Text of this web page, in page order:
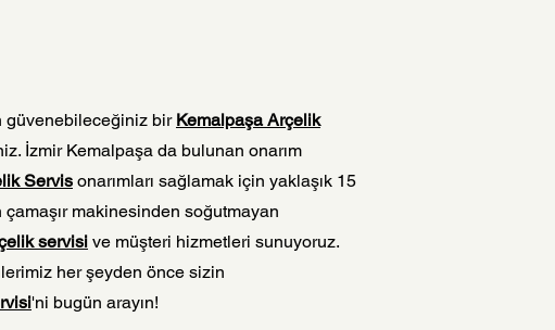
güvenebileceğiniz bir Kemalpaşa Arçelik
İzmir Kemalpaşa da bulunan onarım
Servis onarımları sağlamak için yaklaşık 15
makinesinden soğutmayan
servisi ve müşteri hizmetleri sunuyoruz.
her şeyden önce sizin
'ni bugün arayın!